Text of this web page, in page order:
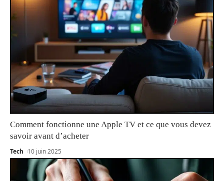
Comment fonctionne une Apple TV et ce que vous devez
savoir avant d’acheter
Tech 10 juin 2025